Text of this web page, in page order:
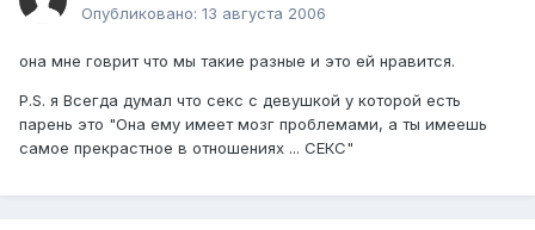
Опубликовано: 13 августа 2006
она мне говрит что мы такие разные и это ей нравится.
P.S. я Всегда думал что секс с девушкой у которой есть
парень это "Она ему имеет мозг проблемами, а ты имеешь
самое прекрастное в отношениях ... СЕКС"